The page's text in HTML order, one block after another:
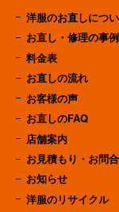
洋服のお直しにつ
お直し・修理の事例
料金表
お直しの流れ
お客様の声
お直しのFAQ
店舗案内
お見積もり・お問
お知らせ
洋服のリサイクル